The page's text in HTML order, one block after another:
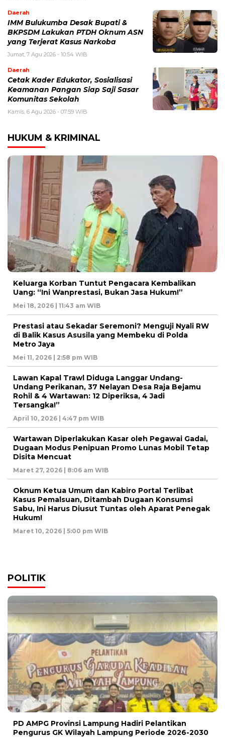
Daerah
IMM Bulukumba Desak Bupati &
BKPSDM Lakukan PTDH Oknum ASN
yang Terjerat Kasus Narkoba
Jumat, 7 Agu 2026 - 10:54 WIB
Daerah
Cetak Kader Edukator, Sosialisasi
Keamanan Pangan Siap Saji Sasar
Komunitas Sekolah
Kamis, 6 Agu 2026 - 07:59 WIB
HUKUM & KRIMINAL
Keluarga Korban Tuntut Pengacara Kembalikan
Uang: “Ini Wanprestasi, Bukan Jasa Hukum!”
Mei 18, 2026 | 11:43 am WIB
Prestasi atau Sekadar Seremoni? Menguji Nyali RW
di Balik Kasus Asusila yang Membeku di Polda
Metro Jaya
Mei 11, 2026 | 2:58 pm WIB
Lawan Kapal Trawl Diduga Langgar Undang-
Undang Perikanan, 37 Nelayan Desa Raja Bejamu
Rohil & 4 Wartawan: 12 Diperiksa, 4 Jadi
Tersangka!”
April 10, 2026 | 4:47 pm WIB
Wartawan Diperlakukan Kasar oleh Pegawai Gadai,
Dugaan Modus Penipuan Promo Lunas Mobil Tetap
Disita Mencuat
Maret 27, 2026 | 8:06 am WIB
Oknum Ketua Umum dan Kabiro Portal Terlibat
Kasus Pemalsuan, Ditambah Dugaan Konsumsi
Sabu, Ini Harus Diusut Tuntas oleh Aparat Penegak
Hukum!
Maret 10, 2026 | 5:00 pm WIB
POLITIK
PD AMPG Provinsi Lampung Hadiri Pelantikan
Pengurus GK Wilayah Lampung Periode 2026-2030